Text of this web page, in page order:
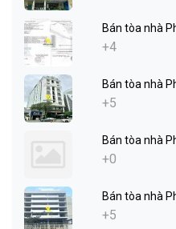
Bán tòa nhà
+4
Bán tòa nhà
+5
Bán tòa nhà
+0
Bán tòa nhà
+5